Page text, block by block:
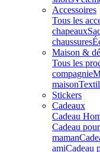
Accessoires
Tous les
chapeaux
chaussures
Maison &
Tous les
compagnie
maison
Stickers
Cadeaux
Cadeau
Cadeau
maman
amiCadeau